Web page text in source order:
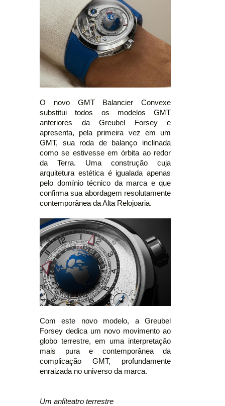
O novo GMT Balancier Convexe
substitui todos os modelos GMT
anteriores da Greubel Forsey e
apresenta, pela primeira vez em um
GMT, sua roda de balanço inclinada
como se estivesse em órbita ao redor
da Terra. Uma construção cuja
arquitetura estética é igualada apenas
pelo domínio técnico da marca e que
confirma sua abordagem resolutamente
contemporânea da Alta Relojoaria.
Com este novo modelo, a Greubel
Forsey dedica um novo movimento ao
globo terrestre, em uma interpretação
mais pura e contemporânea da
complicação GMT, profundamente
enraizada no universo da marca.
Um anfiteatro terrestre